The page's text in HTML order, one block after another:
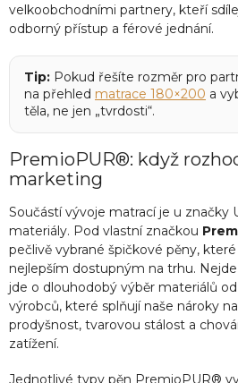
velkoobchodními partnery, kteří
odborný přístup a férové jednání.
Tip: Pokud řešíte rozměr pro
na přehled matrace 180×200 a
těla, ne jen „tvrdosti“.
PremioPUR®: když
marketing
Součástí vývoje matrací je u značky
materiály. Pod vlastní značkou
pečlivě vybrané špičkové pěny,
nejlepším dostupným na trhu.
jde o dlouhodobý výběr materiálů
výrobců, které splňují naše nároky
prodyšnost, tvarovou stálost a
zatížení.